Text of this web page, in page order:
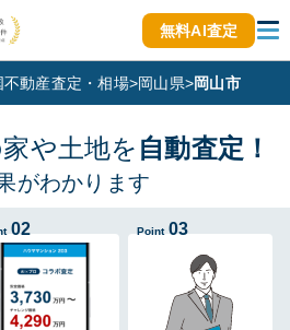
無料AI査定
不動産査定・相場>岡山県>岡山市
や土地を 自動査定！
がわかります
02 Point 03